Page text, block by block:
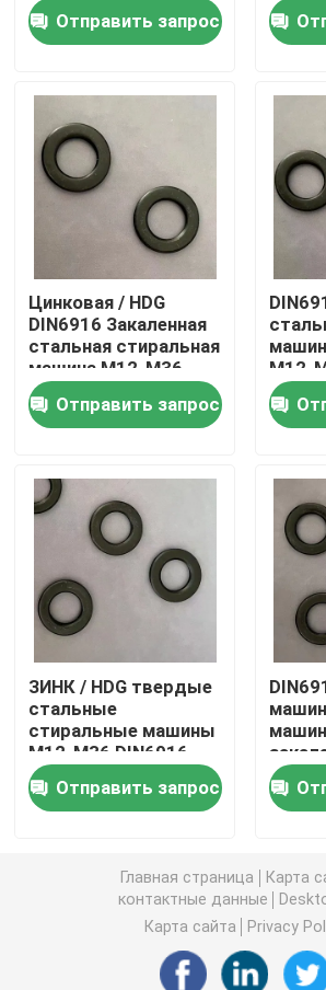
контроль качества
Отправить запрос
Плоская стальная стиральная
Стертые стальные стиральные
Структурные стальные
Тяжелая стиральная машина
Простые стиральные машины
Стержни для мытья
Гальванизированная
Машины высокой прочности
Нестандартные стиральные
для машин
Отправить запрос
M12-
Цинковая / HDG
DIN6916 Закаленная
стальная стиральная
машина M12-M36
для тяжелых машин
Отправить запрос
M12-
ЗИНК / HDG твердые
стальные
стиральные машины
M12-M36 DIN6916
для строительства
Отправить запрос
M12-
оксид
Главная страница
Карта
контактные данные
Карта сайта
Privacy